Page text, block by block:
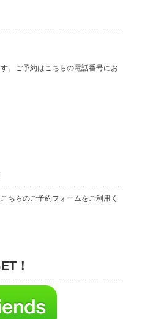
。ご予約はこちらの電話番号にお
ちらのご予約フォームをご利用く
！